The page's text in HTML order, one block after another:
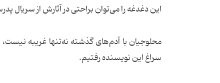
این دغدغه را می‌توان براحتی در آثارش از سریال
محلوجیان با آدم‌های گذشته نه‌تنها غریبه نیست،
سراغ این نویسنده رفتیم.